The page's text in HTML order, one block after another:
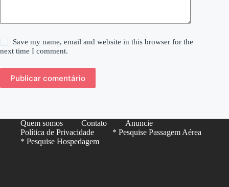
Save my name, email and website in this browser for the
next time I comment.
Publicar comentário
Quem somos Contato
Anuncie
Política de Privacidade
* Pesquise Passagem Aérea
* Pesquise Hospedagem